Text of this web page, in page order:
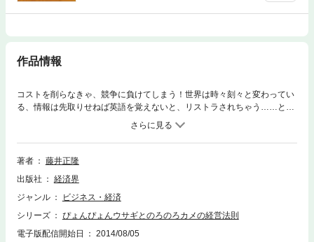
作品情報
コストを削らなきゃ、競争に負けてしまう！世界は時々刻々と変わってい
る、情報は先取りせねば英語を覚えないと、リストラされちゃう……とう
とう疲れたウサギは、また眠ってしまいました。一方カメは、その後も長
く歩き続けたとさ！日本を元気にしてくれる「ちょっとユニークな会社の
お話」
著者
藤井正隆
出版社
経済界
ジャンル
ビジネス・経済
シリーズ
ぴょんぴょんウサギとのろのろカメの経営法則
電子版配信開始日
2014/08/05